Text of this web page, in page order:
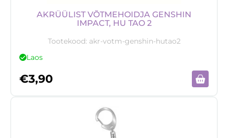
AKRÜÜLIST VÕTMEHOIDJA GENSHIN
IMPACT, HU TAO 2
Tootekood: akr-votm-genshin-hutao2
Laos
€3,90